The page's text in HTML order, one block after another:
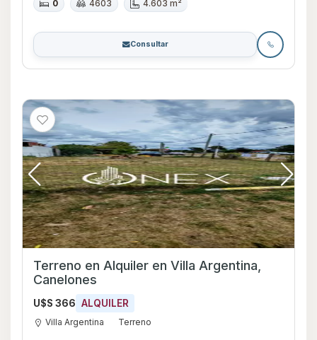
0 4603 4.603 m²
Consultar
Terreno en Alquiler en Villa Argentina,
Canelones
U$S 366 ALQUILER
Villa Argentina Terreno